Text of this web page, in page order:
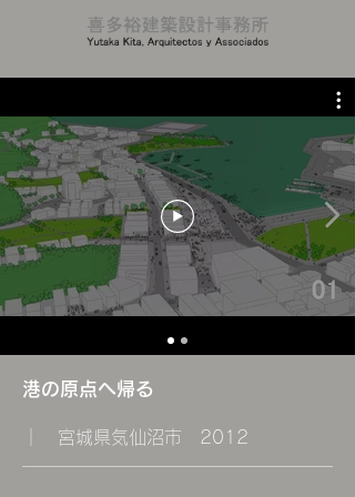
港の原点へ帰る
｜ 宮城県気仙沼市 2012